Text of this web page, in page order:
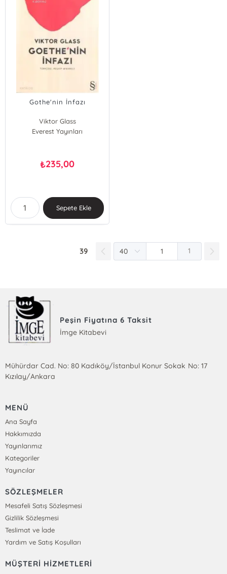
Gothe'nin İnfazı
Viktor Glass
Everest Yayınları
₺235,00
Sepete Ekle
39 1
Peşin Fiyatına 6 Taksit
İmge Kitabevi
Mühürdar Cad. No: 80 Kadıköy/İstanbul Konur Sokak No: 17
Kızılay/Ankara
MENÜ
Ana Sayfa
Hakkımızda
Yayınlarımız
Kategoriler
Yayıncılar
SÖZLEŞMELER
Mesafeli Satış Sözleşmesi
Gizlilik Sözleşmesi
Teslimat ve İade
Yardım ve Satış Koşulları
MÜŞTERİ HİZMETLERİ